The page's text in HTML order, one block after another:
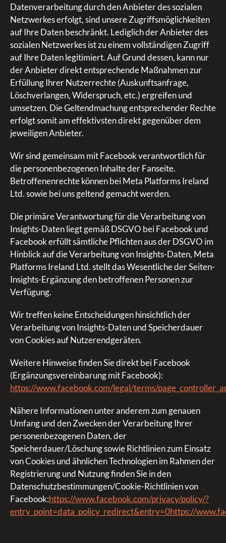
Datenverarbeitung durch den Anbieter des sozialen
Netzwerkes erfolgt, sind unsere Zugriffsmöglichkeiten
auf Ihre Daten beschränkt. Lediglich der Anbieter des
sozialen Netzwerkes ist zu einem vollständigen Zugriff
auf Ihre Daten legitimiert. Auf Grund dessen, kann nur
der Anbieter direkt entsprechende Maßnahmen zur
Erfüllung Ihrer Nutzerrechte (Auskunftsanfrage,
Löschverlangen, Widerspruch, etc.) ergreifen und
umsetzen. Die Geltendmachung entsprechender Rechte
erfolgt somit am effektivsten direkt gegenüber dem
jeweiligen Anbieter.
Wir sind gemeinsam mit Facebook verantwortlich für
die personenbezogenen Inhalte der Fanseite.
Betroffenenrechte können bei Meta Platforms Ireland
Ltd. sowie bei uns geltend gemacht werden.
Die primäre Verantwortung für die Verarbeitung von
Insights-Daten liegt gemäß DSGVO bei Facebook und
Facebook erfüllt sämtliche Pflichten aus der DSGVO im
Hinblick auf die Verarbeitung von Insights-Daten, Meta
Platforms Ireland Ltd. stellt das Wesentliche der Seiten-
Insights-Ergänzung den betroffenen Personen zur
Verfügung.
Wir treffen keine Entscheidungen hinsichtlich der
Verarbeitung von Insights-Daten und Speicherdauer
von Cookies auf Nutzerendgeräten.
Weitere Hinweise finden Sie direkt bei Facebook
(Ergänzungsvereinbarung mit Facebook):
https://www.facebook.com/legal/terms/
Nähere Informationen unter anderem zum genauen
Umfang und den Zwecken der Verarbeitung Ihrer
personenbezogenen Daten, der
Speicherdauer/Löschung sowie Richtlinien zum Einsatz
von Cookies und ähnlichen Technologien im Rahmen der
Registrierung und Nutzung finden Sie in den
Datenschutzbestimmungen/Cookie-Richtlinien von
Facebook:https://www.facebook.com/privacy/policy/?
entry_point=data_policy_redirect&entry=0https://